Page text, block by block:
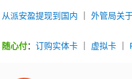
从派安盈提现到国内 ｜外管局关
随心付：订购实体卡 虚拟卡